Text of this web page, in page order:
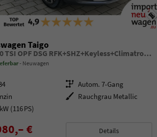
Taigo
Life 1.0 TSI OPF DSG RFK+SHZ+Keyless+Climatronic!
Neuwagen
Getriebe Autom. 7-Gang
Außenfarbe Rauchgrau Metallic
(116 PS)
€ Details